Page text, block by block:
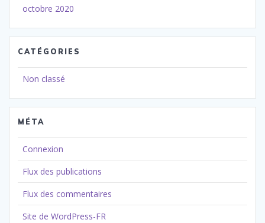
octobre 2020
CATÉGORIES
Non classé
MÉTA
Connexion
Flux des publications
Flux des commentaires
Site de WordPress-FR